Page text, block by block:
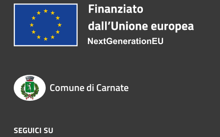
Comune di Carnate
SEGUICI SU